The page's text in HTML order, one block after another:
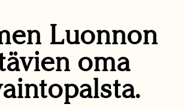
Luonnon
oma